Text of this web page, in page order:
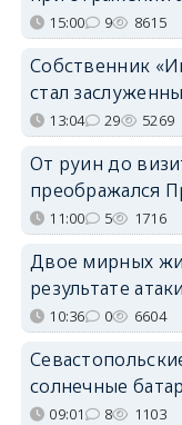
15:00 9 8615
Собственник
стал
13:04 29 5269
От руин до
преображался
11:00 5 1716
Двое мирных
результате
10:36 0 6604
солнечные
09:01 8 1103